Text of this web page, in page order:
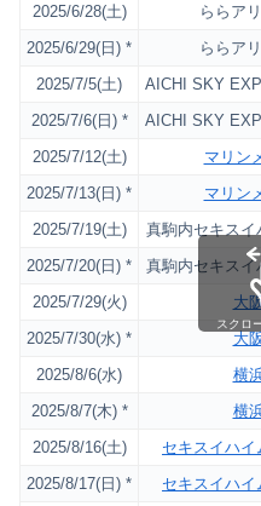
2025/6/28(土) ららア
2025/6/29(日) *
ららア
2025/7/5(土)
AICHI SKY
2025/7/6(日) *
AICHI SKY
2025/7/12(土)
マリン
2025/7/13(日) *
マリン
2025/7/19(土)
真駒内セキスイ
2025/7/20(日) *
真駒内セキスイ
2025/7/29(火)
大
2025/7/30(水) *
大
2025/8/6(水)
横
2025/8/7(木) *
横
2025/8/16(土)
セキスイハ
2025/8/17(日) *
セキスイハ
スクロ